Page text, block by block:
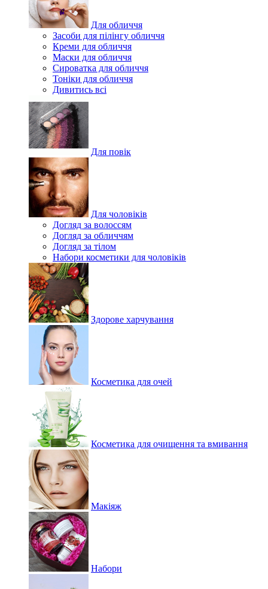
Для обличчя
Засоби для пілінгу обличчя
Креми для обличчя
Маски для обличчя
Сироватка для обличчя
Тоніки для обличчя
Дивитись всі
Для повік
Для чоловіків
Догляд за волоссям
Догляд за обличчям
Догляд за тілом
Набори косметики для чоловіків
Здорове харчування
Косметика для очей
Косметика для очищення та вмивання
Макіяж
Набори